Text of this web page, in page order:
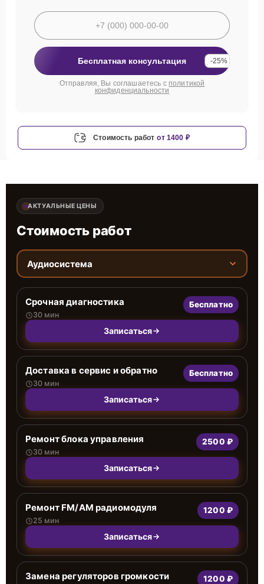
Бесплатная консультация -25%
Отправляя, Вы соглашаетесь с политикой
конфиденциальности
Стоимость работ от 1400 ₽
АКТУАЛЬНЫЕ ЦЕНЫ
Стоимость работ
Аудиосистема
Срочная диагностика
30 мин
Бесплатно
Записаться
Доставка в сервис и обратно
30 мин
Бесплатно
Записаться
Ремонт блока управления
30 мин
2500 ₽
Записаться
Ремонт FM/AM радиомодуля
25 мин
1200 ₽
Записаться
Замена регуляторов громкости 1200 ₽